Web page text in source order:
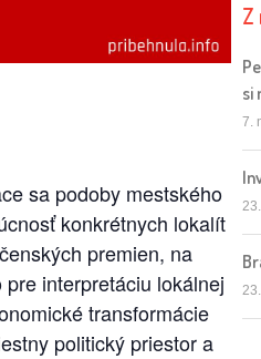
sa podoby mestského
konkrétnych lokalít
premien, na
interpretáciu lokálnej
transformácie
politický priestor a
Z
si
7.